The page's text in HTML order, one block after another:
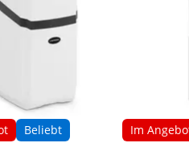
Beliebt Im